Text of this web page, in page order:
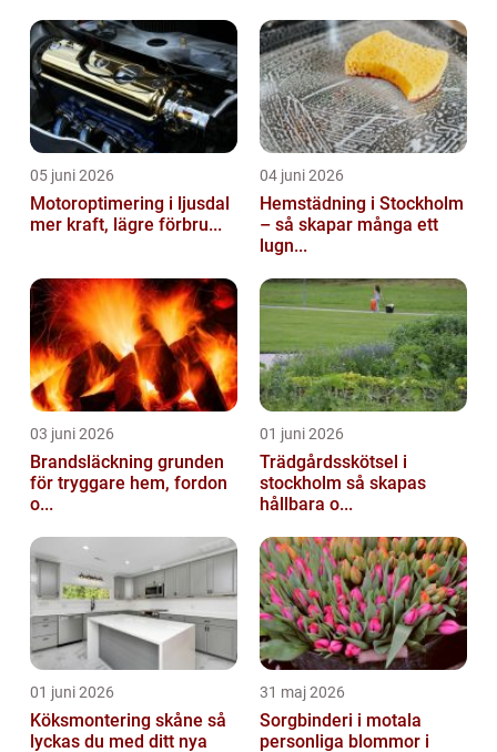
05 juni 2026
Motoroptimering i ljusdal
mer kraft, lägre förbru...
04 juni 2026
Hemstädning i Stockholm
– så skapar många ett
lugn...
03 juni 2026
Brandsläckning grunden
för tryggare hem, fordon
o...
01 juni 2026
Trädgårdsskötsel i
stockholm så skapas
hållbara o...
01 juni 2026
Köksmontering skåne så
lyckas du med ditt nya
31 maj 2026
Sorgbinderi i motala
personliga blommor i